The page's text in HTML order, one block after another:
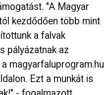
"A Magyar
kezdődően több mint
a falvak
pályázatnak az
magyarfaluprogram.hu
Ezt a munkát is